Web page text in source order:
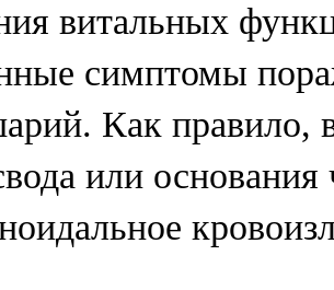
витальных
симптомы
Как правило,
или